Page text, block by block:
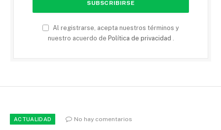
Al registrarse, acepta nuestros términos y
nuestro acuerdo de Política de privacidad .
ACTUALIDAD No hay comentarios